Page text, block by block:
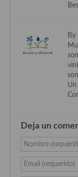
Cocinas de España
Cocina Andaluza
Cocina Aragonesa
Cocina Balear
Cocina Canaria
Cocina Castellana
By
Un
Deja un
Nombre
Email (requerido)